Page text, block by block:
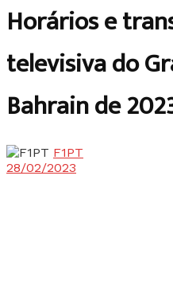
Horários e
televisiva do
Bahrain de
F1PT
28/02/2023